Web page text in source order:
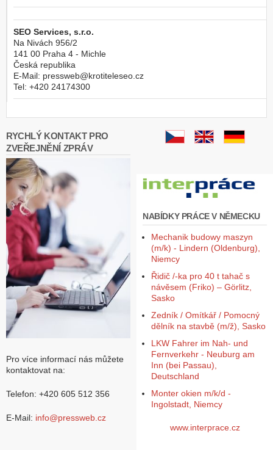
SEO Services, s.r.o.
Na Nivách 956/2
141 00 Praha 4 - Michle
Česká republika
E-Mail: pressweb@krotiteleseo.cz
Tel: +420 24174300
RYCHLÝ KONTAKT PRO
ZVEŘEJNĚNÍ ZPRÁV
Pro více informací nás můžete
kontaktovat na:
Telefon: +420 605 512 356
E-Mail: info@pressweb.cz
NABÍDKY PRÁCE V NĚMECKU
Mechanik budowy maszyn
(m/k) - Lindern (Oldenburg),
Niemcy
Řidič /-ka pro 40 t tahač s
návěsem (Friko) – Görlitz,
Sasko
Zedník / Omítkář / Pomocný
dělník na stavbě (m/ž), Sasko
LKW Fahrer im Nah- und
Fernverkehr - Neuburg am
Inn (bei Passau),
Deutschland
Monter okien m/k/d -
Ingolstadt, Niemcy
www.interprace.cz